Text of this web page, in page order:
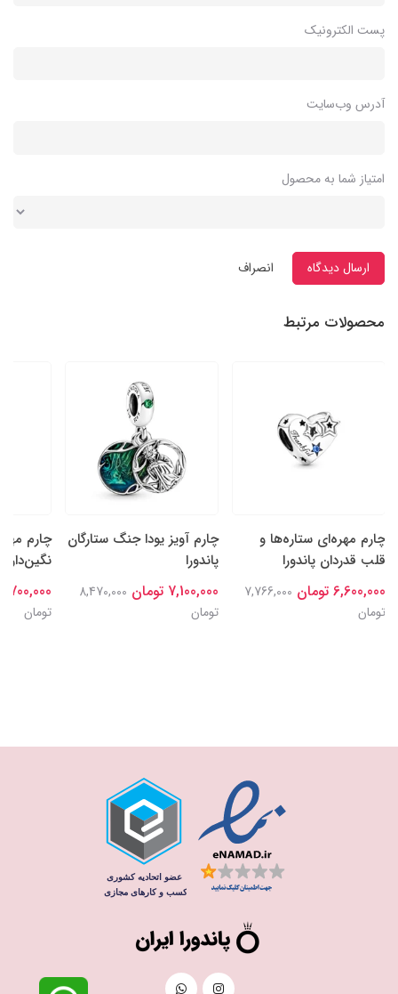
پست الکترونیک
آدرس وب‌سایت
امتیاز شما به محصول
ارسال دیدگاه انصراف
محصولات مرتبط
چارم مهره‌ای ستاره‌ها و
قلب قدردان پاندورا
6,600,000 تومان
7,766,000
تومان
چارم آویز یودا جنگ ستارگان
پاندورا
7,100,000 تومان
8,470,000
تومان
چارم
نگین‌دار
6,700,000
تومان